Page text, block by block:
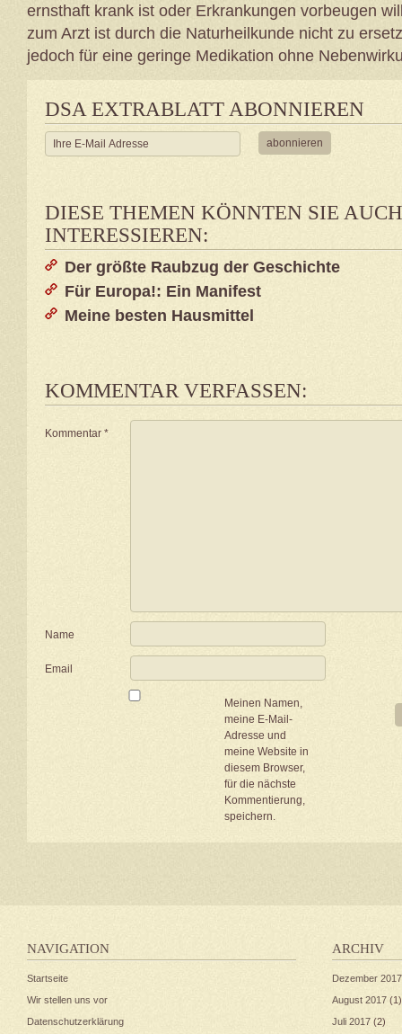
ernsthaft krank ist oder Erkrankungen vorbeugen
zum Arzt ist durch die Naturheilkunde nicht zu
jedoch für eine geringe Medikation ohne
DSA EXTRABLATT ABONNIEREN
DIESE THEMEN KÖNNTEN SIE AUCH
INTERESSIEREN:
Der größte Raubzug der Geschichte
Für Europa!: Ein Manifest
Meine besten Hausmittel
KOMMENTAR VERFASSEN:
Kommentar *
Name
Email
Meinen Namen,
meine E-Mail-
Adresse und
meine Website in
diesem Browser,
für die nächste
Kommentierung,
speichern.
NAVIGATION
Startseite
Wir stellen uns vor
Datenschutzerklärung
ARCHIV
Dezember 2017
August 2017 (1)
Juli 2017 (2)